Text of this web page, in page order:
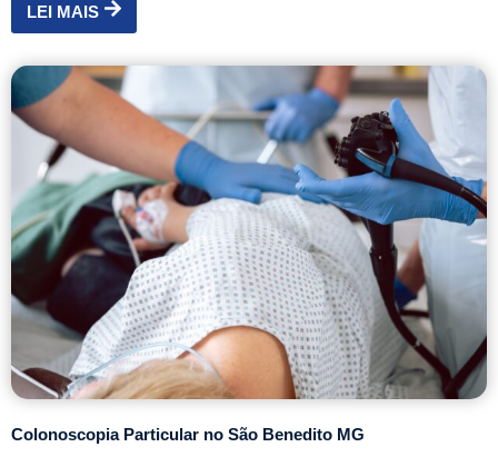
LEI MAIS
Colonoscopia Particular no São Benedito MG